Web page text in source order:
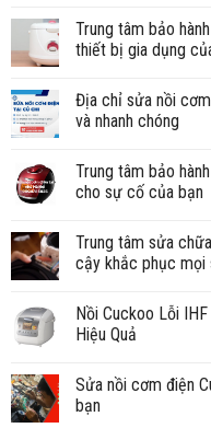
Trung tâm bảo
thiết bị gia dụng
Địa chỉ sửa nồi
và nhanh chóng
Trung tâm bảo
cho sự cố của bạn
Trung tâm sửa
cậy khắc phục
Nồi Cuckoo Lỗi
Hiệu Quả
Sửa nồi cơm điện
bạn